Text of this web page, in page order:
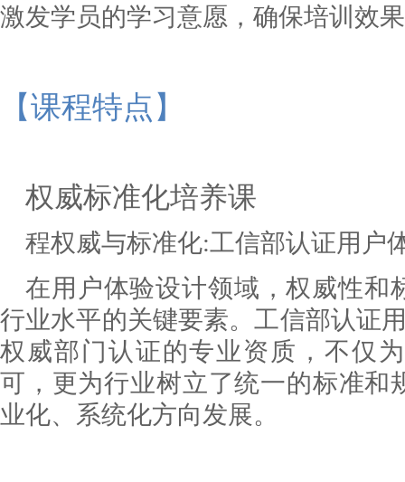
激发学员的学习意愿，确保培训效
【课程特点】
权威标准化培养课
程权威与标准化:工信部认证用户
在用户体验设计领域，权威性和
行业水平的关键要素。工信部认证
权威部门认证的专业资质，不仅
可，更为行业树立了统一的标准和
业化、系统化方向发展。